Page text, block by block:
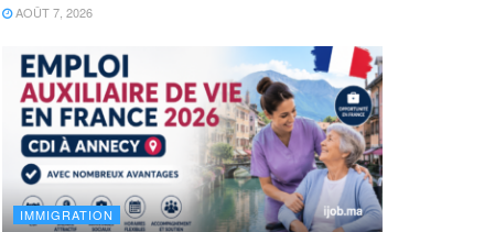
AOÛT 7, 2026
IMMIGRATION